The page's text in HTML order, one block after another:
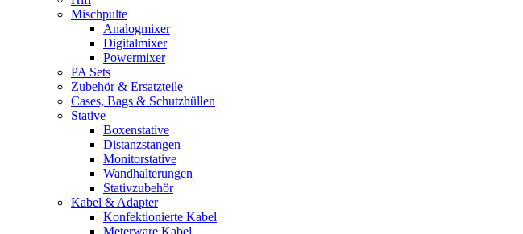
Mischpulte
Analogmixer
Digitalmixer
Powermixer
PA Sets
Zubehör & Ersatzteile
Cases, Bags & Schutzhüllen
Stative
Boxenstative
Distanzstangen
Monitorstative
Wandhalterungen
Stativzubehör
Kabel & Adapter
Konfektionierte Kabel
Meterware Kabel